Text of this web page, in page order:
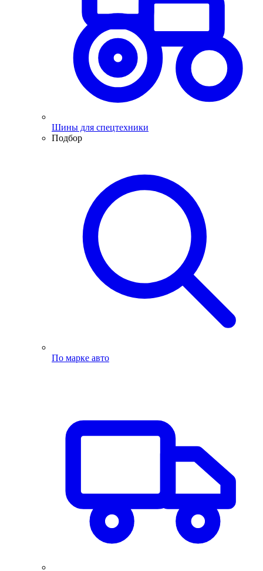
Шины для спецтехники
Подбор
По марке авто